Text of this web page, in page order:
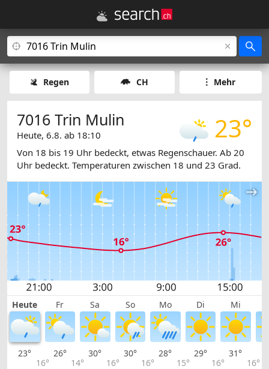
Regen CH Mehr
23°
7016 Trin Mulin
Heute, 6.8. ab 18:10
Von 18 bis 19 Uhr bedeckt, etwas Regenschauer. Ab 20
Uhr bedeckt. Temperaturen zwischen 18 und 23 Grad.
Heute Fr Sa So Mo Di Mi
23°
16°
26°
14°
30°
16°
30°
16°
28°
15°
29°
16°
31°
16°